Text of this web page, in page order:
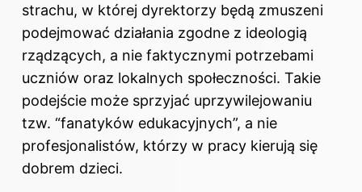
strachu, w której dyrektorzy będą zmuszeni
podejmować działania zgodne z ideologią
rządzących, a nie faktycznymi potrzebami
uczniów oraz lokalnych społeczności. Takie
podejście może sprzyjać uprzywilejowaniu
tzw. “fanatyków edukacyjnych”, a nie
profesjonalistów, którzy w pracy kierują się
dobrem dzieci.